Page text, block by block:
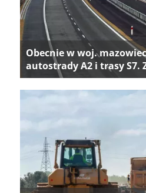
Obecnie w woj.
autostrady A2 i trasy S7.